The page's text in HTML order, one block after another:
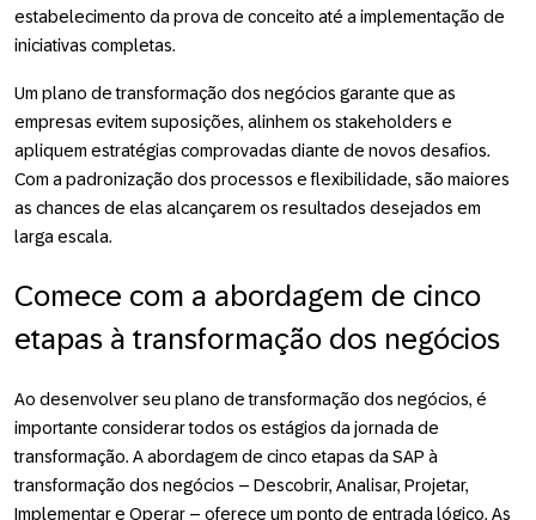
estabelecimento da prova de conceito até a implementação de
iniciativas completas.
Um plano de transformação dos negócios garante que as
empresas evitem suposições, alinhem os stakeholders e
apliquem estratégias comprovadas diante de novos desafios.
Com a padronização dos processos e flexibilidade, são maiores
as chances de elas alcançarem os resultados desejados em
larga escala.
Comece com a abordagem de cinco
etapas à transformação dos negócios
Ao desenvolver seu plano de transformação dos negócios, é
importante considerar todos os estágios da jornada de
transformação. A abordagem de cinco etapas da SAP à
transformação dos negócios – Descobrir, Analisar, Projetar,
Implementar e Operar – oferece um ponto de entrada lógico. As